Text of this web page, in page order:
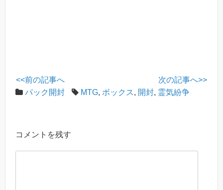
<<前の記事へ
次の記事へ>>
パック開封
MTG, ボックス, 開封, 霊気紛争
コメントを残す